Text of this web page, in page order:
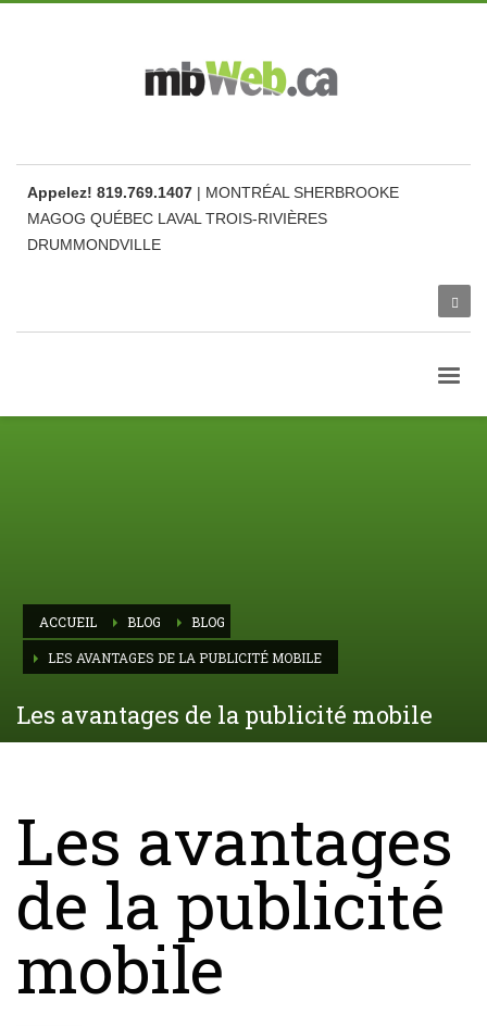
Appelez! 819.769.1407 | MONTRÉAL SHERBROOKE
MAGOG QUÉBEC LAVAL TROIS-RIVIÈRES
DRUMMONDVILLE
ACCUEIL BLOG BLOG
LES AVANTAGES DE LA PUBLICITÉ MOBILE
Les avantages de la publicité mobile
Les avantages
de la publicité
mobile